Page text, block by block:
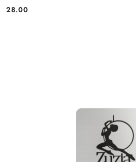
Cena:
28.00